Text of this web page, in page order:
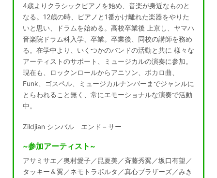
4歳よりクラシックピアノを始め、音楽が身近なものと
なる。12歳の時、ピアノと1番かけ離れた楽器をやりた
いと思い、ドラムを始める。高校卒業後 上京し、ヤマハ
音楽院ドラム科入学、卒業。卒業後、同校の講師を務め
る。在学中より、いくつかのバンドの活動と共に 様々な
アーティストのサポート、ミュージカルの演奏に参加。
現在も、ロックンロールからアニソン、ボカロ曲、
Funk、ゴスペル、ミュージカルナンバーまでジャンルに
とらわれること無く、常にエモーショナルな演奏で活動
中。
Zildjian シンバル エンド－サー
~参加アーティスト~
アサミサエ／奥村愛子／昆夏美／斉藤秀翼／坂口有望／
タッキー＆翼／ネモトラボルタ／真心ブラザーズ／みき